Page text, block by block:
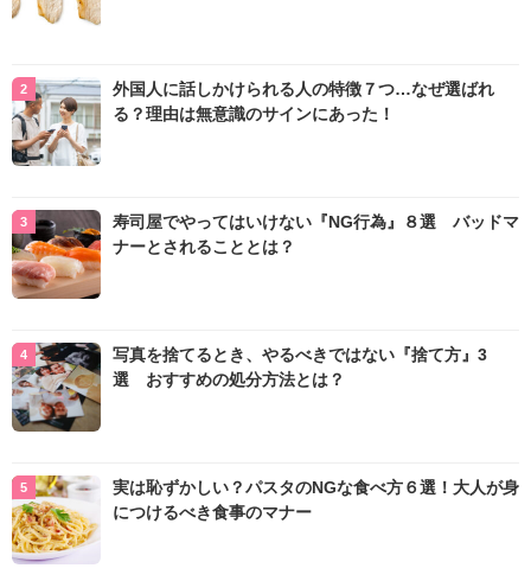
外国人に話しかけられる人の特徴７つ…なぜ選ばれ
る？理由は無意識のサインにあった！
寿司屋でやってはいけない『NG行為』８選 バッドマ
ナーとされることとは？
写真を捨てるとき、やるべきではない『捨て方』3
選 おすすめの処分方法とは？
実は恥ずかしい？パスタのNGな食べ方６選！大人が身
につけるべき食事のマナー